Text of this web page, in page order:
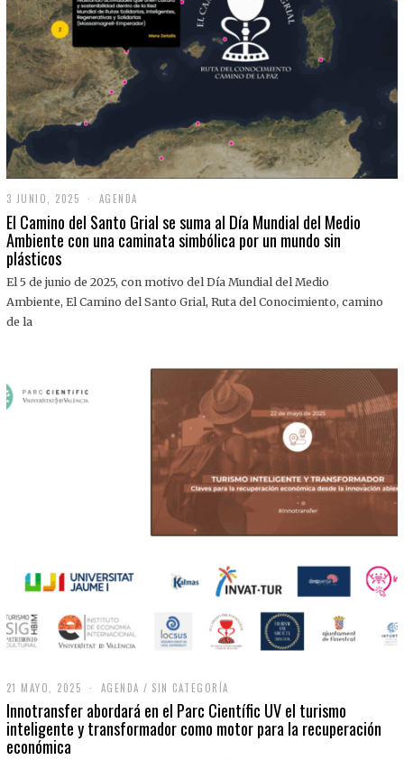
3 JUNIO, 2025
J
U
N
,
0
AGENDA
El Camino del Santo Grial se suma al Día Mundial del Medio
Ambiente con una caminata simbólica por un mundo sin
plásticos
El 5 de junio de 2025, con motivo del Día Mundial del Medio
Ambiente, El Camino del Santo Grial, Ruta del Conocimiento, camino
de la
21 MAYO, 2025
M
A
Y
AGENDA / SIN CATEGORÍA
Innotransfer abordará en el Parc Científic UV el turismo
inteligente y transformador como motor para la recuperación
económica